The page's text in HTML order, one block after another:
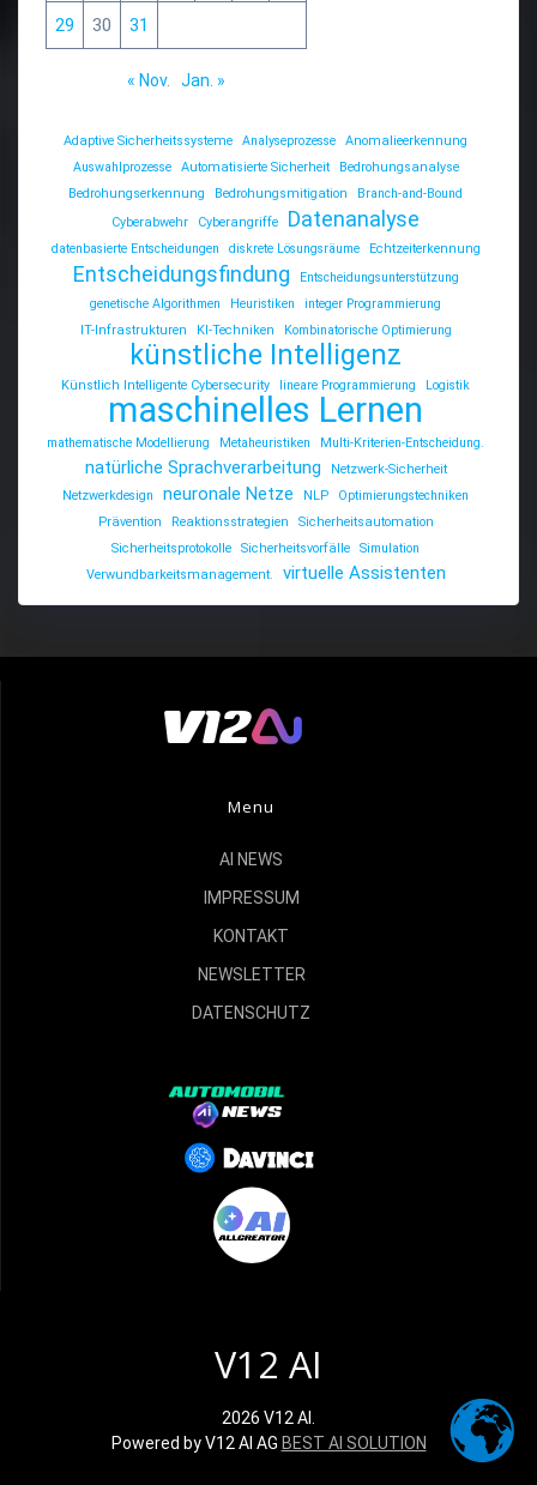
29 30 31
« Nov. Jan. »
Adaptive Sicherheitssysteme Analyseprozesse
Anomalieerkennung
Auswahlprozesse
Automatisierte Sicherheit
Bedrohungsanalyse
Bedrohungserkennung
Bedrohungsmitigation
Branch-and-Bound
Cyberabwehr
Cyberangriffe Datenanalyse
datenbasierte Entscheidungen diskrete Lösungsräume Echtzeiterkennung
Entscheidungsfindung
Entscheidungsunterstützung
genetische Algorithmen
Heuristiken
integer Programmierung
IT-Infrastrukturen
KI-Techniken Kombinatorische Optimierung
künstliche Intelligenz
Künstlich Intelligente Cybersecurity lineare Programmierung Logistik
maschinelles Lernen
mathematische Modellierung Metaheuristiken Multi-Kriterien-Entscheidung.
natürliche Sprachverarbeitung
Netzwerk-Sicherheit
Netzwerkdesign
neuronale Netze NLP
Optimierungstechniken
Prävention
Reaktionsstrategien
Sicherheitsautomation
Sicherheitsprotokolle
Sicherheitsvorfälle
Simulation
Verwundbarkeitsmanagement.
virtuelle Assistenten
Menu
AI NEWS
IMPRESSUM
KONTAKT
NEWSLETTER
DATENSCHUTZ
V12 AI
2026 V12 AI.
Powered by V12 AI AG BEST AI SOLUTION